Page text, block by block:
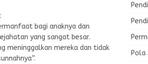
bagi anaknya dan
yang sangat besar.
meninggalkan mereka dan tidak
Pola